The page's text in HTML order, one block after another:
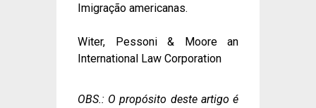
Imigração americanas.
Witer, Pessoni & Moore an
International Law Corporation
OBS.: O propósito deste artigo é